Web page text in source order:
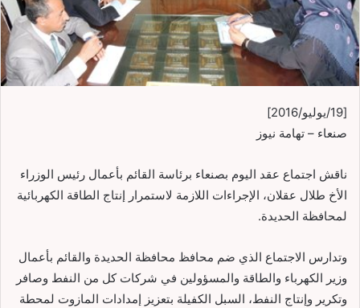
[19/يوليو/2016]
صنعاء – تهامة نيوز
ناقش اجتماع عقد اليوم بصنعاء برئاسة القائم بأعمال رئيس الوزراء
الأخ طلال عقلان، الإجراءات اللازمة لاستمرار إنتاج الطاقة الكهربائية
لمحافظة الحديدة.
وتدارس الاجتماع الذي ضم محافظ محافظة الحديدة والقائم بأعمال
وزير الكهرباء والطاقة والمسؤولين في شركات كل من النفط وصافر
وتكرير وإنتاج النفط، السبل الكفيلة بتعزيز إمدادات المازوت لمحطة